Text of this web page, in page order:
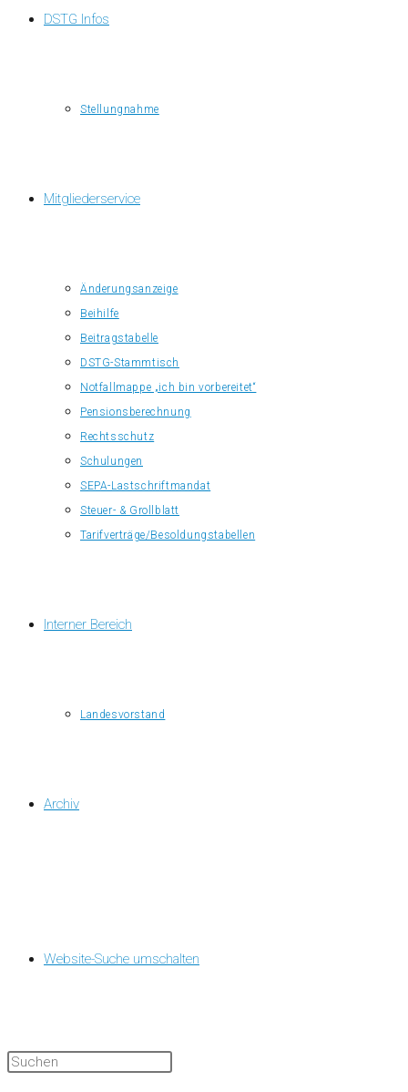
DSTG Infos
Stellungnahme
Mitgliederservice
Änderungsanzeige
Beihilfe
Beitragstabelle
DSTG-Stammtisch
Notfallmappe „ich bin vorbereitet“
Pensionsberechnung
Rechtsschutz
Schulungen
SEPA-Lastschriftmandat
Steuer- & Grollblatt
Tarifverträge/Besoldungstabellen
Interner Bereich
Landesvorstand
Archiv
Website-Suche umschalten